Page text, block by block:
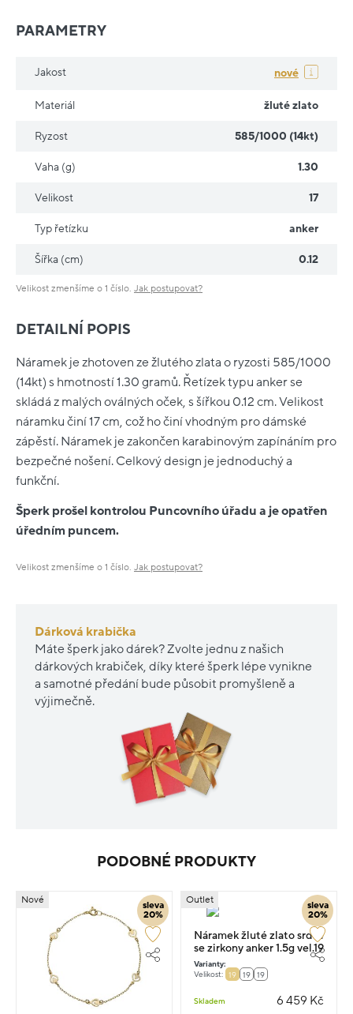
DETAILNÍ POPIS
Náramek je zhotoven ze žlutého zlata o ryzosti 585/1000
(14kt) s hmotností 1.30 gramů. Řetízek typu anker se
skládá z malých oválných oček, s šířkou 0.12 cm. Velikost
náramku činí 17 cm, což ho činí vhodným pro dámské
zápěstí. Náramek je zakončen karabinovým zapínáním pro
bezpečné nošení. Celkový design je jednoduchý a
funkční.
Šperk prošel kontrolou Puncovního úřadu a je opatřen
úředním puncem.
Velikost zmenšíme o 1 číslo. Jak postupovat?
Dárková krabička
Máte šperk jako dárek? Zvolte jednu z našich
dárkových krabiček, díky které šperk lépe vynikne
a samotné předání bude působit promyšleně a
výjimečně.
PARAMETRY
Jakost nové
Materiál žluté zlato
Ryzost 585/1000 (14kt)
Vaha (g) 1.30
Velikost 17
Typ řetízku anker
Šířka (cm) 0.12
Velikost zmenšíme o 1 číslo. Jak postupovat?
PODOBNÉ PRODUKTY
sleva
20%
Nové
sleva
20%
Outlet
Náramek žluté zlato srdce
se zirkony anker 1.5g vel.19
Varianty:
Velikost:
19 19 19
Skladem 6 459 Kč